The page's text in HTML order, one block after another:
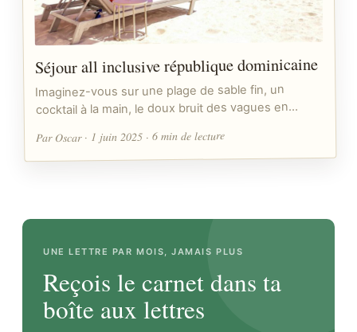
Séjour all inclusive république dominicaine
Imaginez-vous sur une plage de sable fin, un
cocktail à la main, le doux bruit des vagues en…
Par Oscar · 1 juin 2025 · 6 min de lecture
UNE LETTRE PAR MOIS, JAMAIS PLUS
Reçois le carnet dans ta
boîte aux lettres